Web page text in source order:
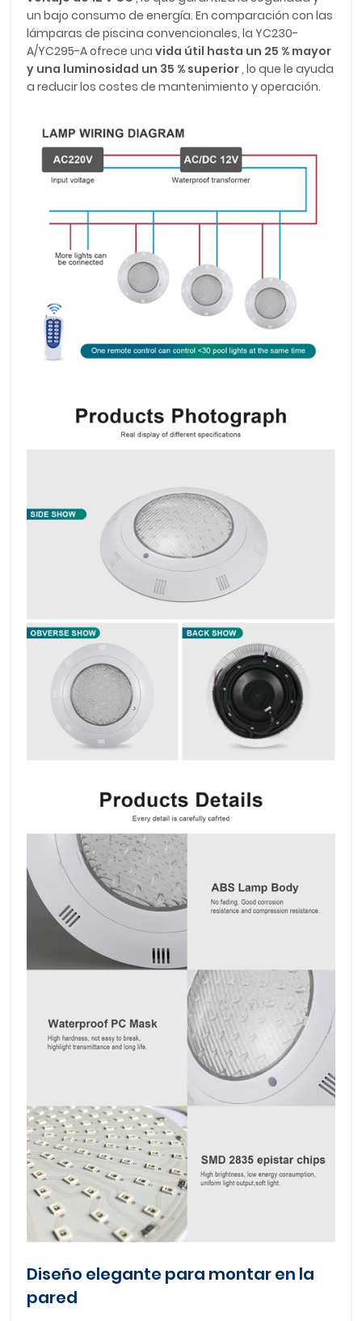
un bajo consumo de energía. En comparación con las
lámparas de piscina convencionales, la YC230-
A/YC295-A ofrece una vida útil hasta un 25 % mayor
y una luminosidad un 35 % superior, lo que le ayuda
a reducir los costes de mantenimiento y operación.
Diseño elegante para montar en la
pared